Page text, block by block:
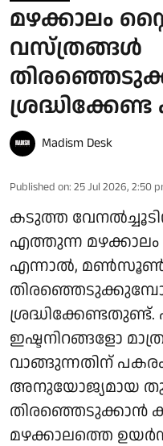
മഴക്കാലം
വസ്ത്രങ്ങൾ
Madism Desk
Published on: 25 Jul 2026, 2:50
കടുത്ത
എത്തുന്ന
എന്നാൽ, മൺസൂൺ
ഇഷ്ടനിറങ്ങളോ
വാങ്ങുന്നതിന്
അനുയോജ്യമായ
തിരഞ്ഞെടുക്കാൻ
മഴക്കാലത്തെ